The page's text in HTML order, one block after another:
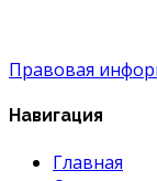
Правовая
Навигация
Главная